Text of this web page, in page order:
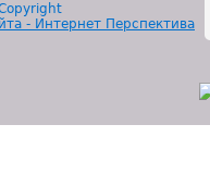
- Интернет Перспектива